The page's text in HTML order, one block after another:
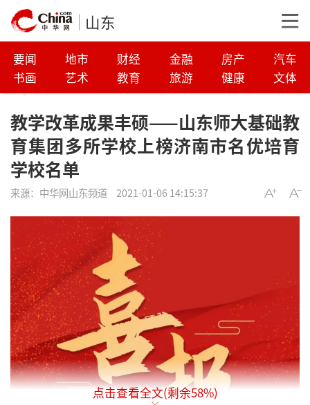
山东
要闻 地市 财经 金融 房产
汽车
书画
艺术 教育 旅游 健康 文体
教学改革成果丰硕——山东师大基础教
育集团多所学校上榜济南市名优培育
学校名单
来源： 中华网山东频道 2021-01-06 14:15:37
点击查看全文(剩余58%)